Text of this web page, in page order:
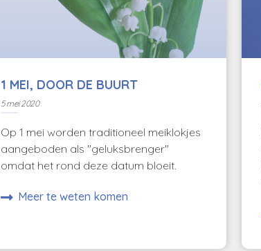
1 MEI, DOOR DE BUURT
5 mei 2020
Op 1 mei worden traditioneel meiklokjes
aangeboden als "geluksbrenger"
omdat het rond deze datum bloeit.
Meer te weten komen